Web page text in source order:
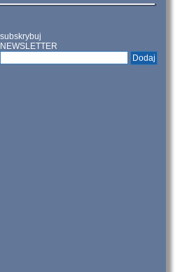
subskrybuj
NEWSLETTER